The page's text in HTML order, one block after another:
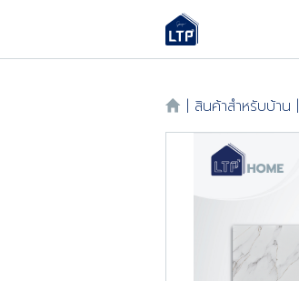
| สินค้าสำหรับบ้าน |